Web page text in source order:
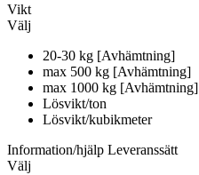
Vikt
Välj
20-30 kg [Avhämtning]
max 500 kg [Avhämtning]
max 1000 kg [Avhämtning]
Lösvikt/ton
Lösvikt/kubikmeter
Information/hjälp Leveranssätt
Välj